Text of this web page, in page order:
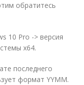
обратитесь
10 Pro -> версия
x64.
последнего
формат YYMM.